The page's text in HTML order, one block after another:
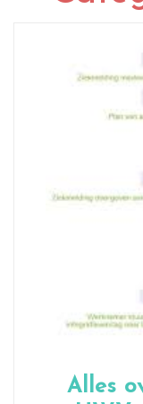
Alles